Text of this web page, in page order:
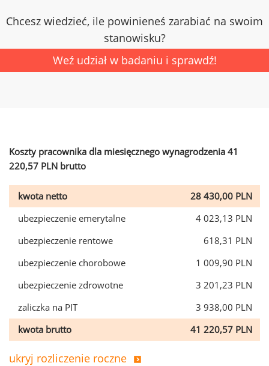
Chcesz wiedzieć, ile powinieneś zarabiać na swoim
stanowisku?
Weź udział w badaniu i sprawdź!
Koszty pracownika dla miesięcznego wynagrodzenia 41
220,57 PLN brutto
kwota netto
28 430,00 PLN
ubezpieczenie emerytalne
4 023,13 PLN
ubezpieczenie rentowe
618,31 PLN
ubezpieczenie chorobowe
1 009,90 PLN
ubezpieczenie zdrowotne
3 201,23 PLN
zaliczka na PIT
3 938,00 PLN
kwota brutto
41 220,57 PLN
ukryj rozliczenie roczne